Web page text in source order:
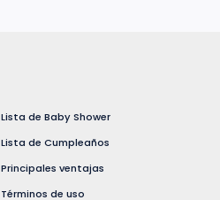
Lista de Baby Shower
Lista de Cumpleaños
Principales ventajas
Términos de uso